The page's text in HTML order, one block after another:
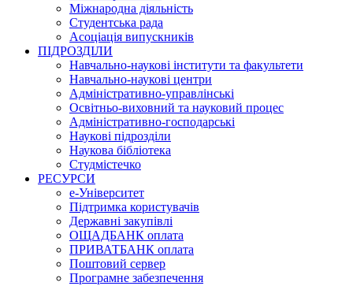
Міжнародна діяльність
Студентська рада
Асоціація випускників
ПІДРОЗДІЛИ
Навчально-наукові інститути та факультети
Навчально-наукові центри
Адміністративно-управлінські
Освітньо-виховний та науковий процес
Адміністративно-господарські
Наукові підрозділи
Наукова бібліотека
Студмістечко
РЕСУРСИ
е-Університет
Підтримка користувачів
Державні закупівлі
ОЩАДБАНК оплата
ПРИВАТБАНК оплата
Поштовий сервер
Програмне забезпечення